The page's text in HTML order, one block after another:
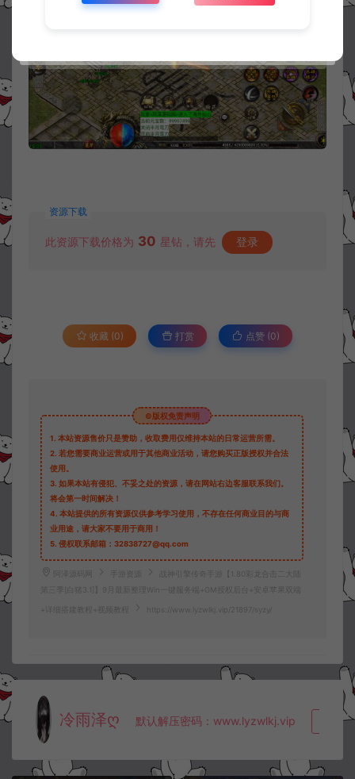
资源下载
此资源下载价格为 30 星钻，请先 登录
收藏 (0) 打赏 点赞 (0)
©版权免责声明
1. 本站资源售价只是赞助，收取费用仅维持本站的日常运营所需。
2. 若您需要商业运营或用于其他商业活动，请您购买正版授权并合法
使用。
3. 如果本站有侵犯、不妥之处的资源，请在网站右边客服联系我们。
将会第一时间解决！
4. 本站提供的所有资源仅供参考学习使用，不存在任何商业目的与商
业用途，请大家不要用于商用！
5. 侵权联系邮箱：32838727@qq.com
阿泽源码网 手游资源
战神引擎传奇手游【1.80彩龙合击二大陆
第三季[白猪3.1]】9月最新整理Win一键服务端+GM授权后台+安卓苹果双端
+详细搭建教程+视频教程 https://www.lyzwlkj.vip/21897/syzy/
冷雨泽ღ 默认解压密码：www.lyzwlkj.vip 复